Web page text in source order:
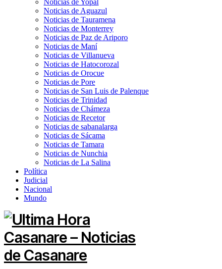
Noticias de Yopal
Noticias de Aguazul
Noticias de Tauramena
Noticias de Monterrey
Noticias de Paz de Ariporo
Noticias de Maní
Noticias de Villanueva
Noticias de Hatocorozal
Noticias de Orocue
Noticias de Pore
Noticias de San Luis de Palenque
Noticias de Trinidad
Noticias de Chámeza
Noticias de Recetor
Noticias de sabanalarga
Noticias de Sácama
Noticias de Tamara
Noticias de Nunchia
Noticias de La Salina
Política
Judicial
Nacional
Mundo